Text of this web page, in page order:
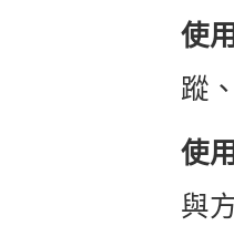
使
蹤
使
與